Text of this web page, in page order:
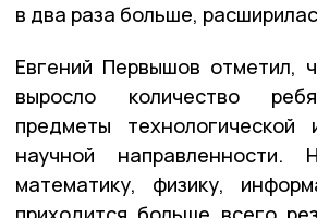
в два раза больше,
Евгений Первышов отметил,
выросло количество
предметы технологической
научной направленности.
математику, физику,